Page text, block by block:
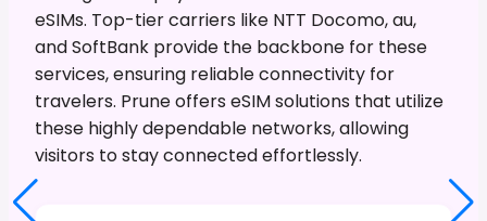
eSIMs. Top-tier carriers like NTT Docomo, au,
and SoftBank provide the backbone for these
services, ensuring reliable connectivity for
travelers. Prune offers eSIM solutions that utilize
these highly dependable networks, allowing
visitors to stay connected effortlessly.